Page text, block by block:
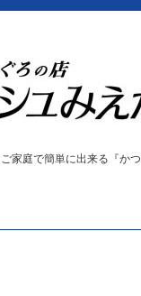
家庭で簡単に出来る『か